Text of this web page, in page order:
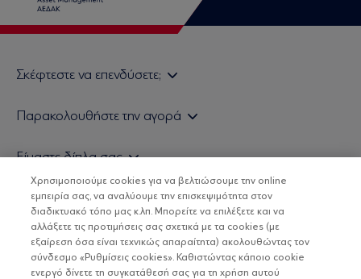
Σκέφτεστε να επενδύσετε;
Τιμολογιακή Πολιτική
Δείτε τις πολιτικές μας
Βασικές Γνώσεις
Παρακολουθήστε την αγορά
Τα νέα μας
Χρήσιμοι σύνδεσμοι
Είμαστε δίπλα σας
H Eurobank Asset Management ΑΕΔΑΚ
Επενδυτική φιλοσοφία ESG
Πιστοποιημένα στελέχη και συνεργάτες
Αποστολή Βιογραφικών
ΟΙ ΟΣΕΚΑ ΔΕΝ ΕΧΟΥΝ ΕΓΓΥΗΜΕΝΗ ΑΠΟΔΟΣΗ ΚΑΙ ΟΙ
ΠΡΟΗΓΟΥΜΕΝΕΣ ΑΠΟΔΟΣΕΙΣ ΔΕΝ ΔΙΑΣΦΑΛΙΖΟΥΝ ΤΙΣ
ΜΕΛΛΟΝΤΙΚΕΣ
Χρησιμοποιούμε cookies για να βελτιώσουμε την online
εμπειρία σας, να αναλύουμε την επισκεψιμότητα στον
διαδικτυακό τόπο μας κ.λπ. Μπορείτε να επιλέξετε και να
αλλάξετε τις προτιμήσεις σας σχετικά με τα cookies (με
εξαίρεση όσα είναι τεχνικώς απαραίτητα) ακολουθώντας τον
σύνδεσμο «Ρυθμίσεις cookies». Καθιστώντας κάποιο cookie
ενεργό δίνετε τη συγκατάθεσή σας για τη χρήση αυτού